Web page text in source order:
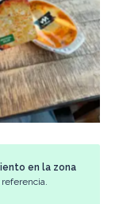
las 24 HS
lo que nos permitió
ahorrar
en comidas
en la zona
referencia.